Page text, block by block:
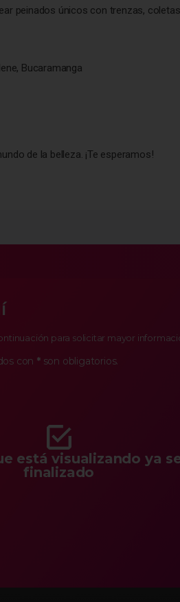
peinados únicos con trenzas,
Bucaramanga
de la belleza. ¡Te esperamos!
para solicitar mayor
con *son obligatorios.
está visualizando ya
finalizado